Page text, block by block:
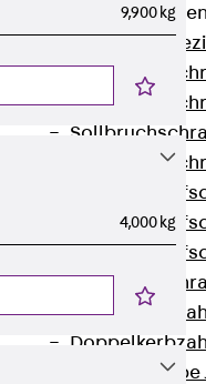
Zahnschraube
9,900 kg
4,000 kg